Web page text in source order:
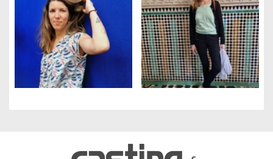
Gestion des cookies
Nous utilisons des cookies qui facilitent l'utilisation du site,
améliorent la performance et la sécurité du site internet.
Faites-nous part de vos préférences de cookies pour chaque